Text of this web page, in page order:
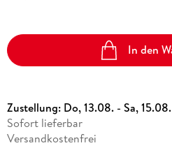
In den
Zustellung: Do, 13.08. - Sa, 15.08.
Sofort lieferbar
Versandkostenfrei